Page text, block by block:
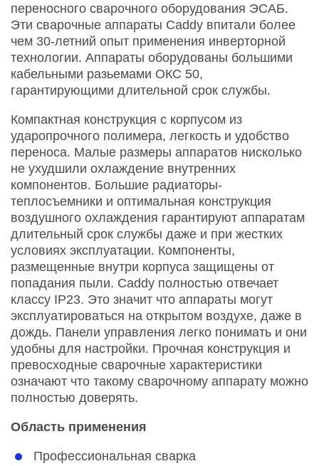
переносного сварочного оборудования ЭСАБ.
Эти сварочные аппараты Caddy впитали более
чем 30-летний опыт применения инверторной
технологии. Аппараты оборудованы большими
кабельными разьемами ОКС 50,
гарантирующими длительной срок службы.
Компактная конструкция с корпусом из
ударопрочного полимера, легкость и удобство
переноса. Малые размеры аппаратов нисколько
не ухудшили охлаждение внутренних
компонентов. Большие радиаторы-
теплосъемники и оптимальная конструкция
воздушного охлаждения гарантируют аппаратам
длительный срок службы даже и при жестких
условиях эксплуатации. Компоненты,
размещенные внутри корпуса защищены от
попадания пыли. Caddy полностью отвечает
классу IP23. Это значит что аппараты могут
эксплуатироваться на открытом воздухе, даже в
дождь. Панели управления легко понимать и они
удобны для настройки. Прочная конструкция и
превосходные сварочные характеристики
означают что такому сварочному аппарату можно
полностью доверять.
Область применения
Профессиональная сварка